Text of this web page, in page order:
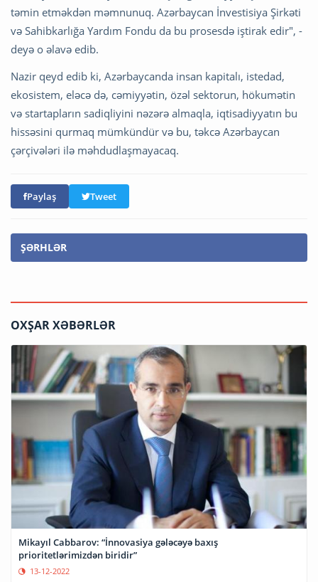
təmin etməkdən məmnunuq. Azərbaycan İnvestisiya Şirkəti
və Sahibkarlığa Yardım Fondu da bu prosesdə iştirak edir", -
deyə o əlavə edib.
Nazir qeyd edib ki, Azərbaycanda insan kapitalı, istedad,
ekosistem, eləcə də, cəmiyyətin, özəl sektorun, hökumətin
və startapların sadiqliyini nəzərə almaqla, iqtisadiyyatın bu
hissəsini qurmaq mümkündür və bu, təkcə Azərbaycan
çərçivələri ilə məhdudlaşmayacaq.
Paylaş Tweet
ŞƏRHLƏR
OXŞAR XƏBƏRLƏR
Mikayıl Cabbarov: “İnnovasiya gələcəyə baxış
prioritetlərimizdən biridir”
13-12-2022